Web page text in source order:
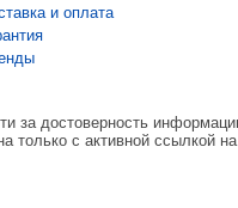
и оплата
за достоверность
только с активной ссылкой